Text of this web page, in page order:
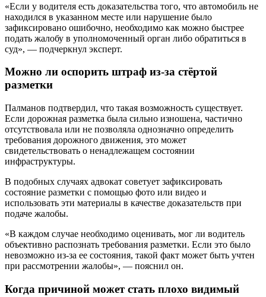
«Если у водителя есть доказательства того, что автомобиль не
находился в указанном месте или нарушение было
зафиксировано ошибочно, необходимо как можно быстрее
подать жалобу в уполномоченный орган либо обратиться в
суд», — подчеркнул эксперт.
Можно ли оспорить штраф из-за стёртой
разметки
Палманов подтвердил, что такая возможность существует.
Если дорожная разметка была сильно изношена, частично
отсутствовала или не позволяла однозначно определить
требования дорожного движения, это может
свидетельствовать о ненадлежащем состоянии
инфраструктуры.
В подобных случаях адвокат советует зафиксировать
состояние разметки с помощью фото или видео и
использовать эти материалы в качестве доказательств при
подаче жалобы.
«В каждом случае необходимо оценивать, мог ли водитель
объективно распознать требования разметки. Если это было
невозможно из-за ее состояния, такой факт может быть учтен
при рассмотрении жалобы», — пояснил он.
Когда причиной может стать плохо видимый